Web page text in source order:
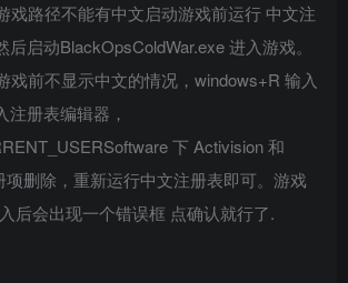
戏路径不能有中文启动游戏前运行 中文注
后启动BlackOpsColdWar.exe 进入游戏。
戏前不显示中文的情况，windows+R 输入
注册表编辑器，
下 Activision 和
项删除，重新运行中文注册表即可。游戏
后会出现一个错误框 点确认就行了.